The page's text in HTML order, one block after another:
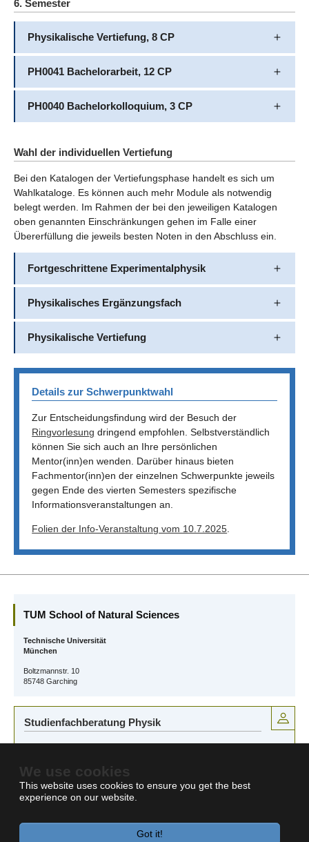
We use cookies
This website uses cookies to ensure you get the best
experience on our website.
Got it!
6. Semester
Physikalische Vertiefung, 8 CP
PH0041 Bachelorarbeit, 12 CP
PH0040 Bachelorkolloquium, 3 CP
Wahl der individuellen Vertiefung
Bei den Katalogen der Vertiefungsphase handelt es sich um
Wahlkataloge. Es können auch mehr Module als notwendig
belegt werden. Im Rahmen der bei den jeweiligen Katalogen
oben genannten Einschränkungen gehen im Falle einer
Übererfüllung die jeweils besten Noten in den Abschluss ein.
Fortgeschrittene Experimentalphysik
Physikalisches Ergänzungsfach
Physikalische Vertiefung
Details zur Schwerpunktwahl
Zur Entscheidungsfindung wird der Besuch der
Ringvorlesung dringend empfohlen. Selbstverständlich
können Sie sich auch an Ihre persönlichen
Mentor(inn)en wenden. Darüber hinaus bieten
Fachmentor(inn)en der einzelnen Schwerpunkte jeweils
gegen Ende des vierten Semesters spezifische
Informationsveranstaltungen an.
Folien der Info-Veranstaltung vom 10.7.2025.
TUM School of Natural Sciences
Technische Universität
München
Boltzmannstr. 10
85748 Garching
Studienfachberatung Physik
Dr. Philipp H. v. Loewenfeld
E-Mail:
studium@nat.tum.de